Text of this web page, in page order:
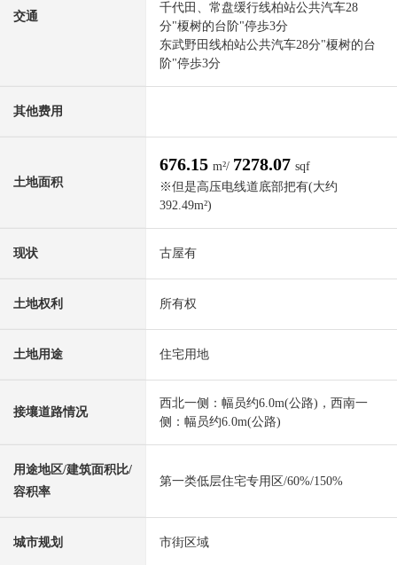
交通
千代田、常盘缓行线柏站公共汽车28
分"榎树的台阶"停歩3分
东武野田线柏站公共汽车28分"榎树的台
阶"停歩3分
其他费用
土地面积
676.15 m²/ 7278.07 sqf
※但是高压电线道底部把有(大约
392.49m²)
现状 古屋有
土地权利 所有权
土地用途 住宅用地
接壤道路情况
西北一侧：幅员约6.0m(公路)，西南一
侧：幅员约6.0m(公路)
用途地区/建筑面积比/
容积率
第一类低层住宅专用区/60%/150%
城市规划 市街区域